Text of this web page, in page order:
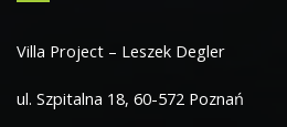
Villa Project – Leszek Degler
ul. Szpitalna 18, 60-572 Poznań